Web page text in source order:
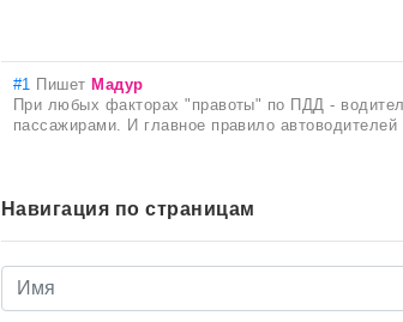
#1 ПишетМадур
При любых факторах "правоты" по ПДД -
пассажирами. И главное правило автоводителей
Навигация по страницам